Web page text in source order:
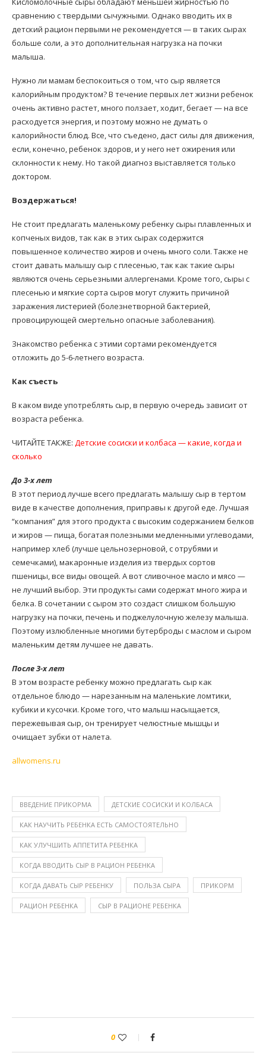
сравнению с твердыми сычужными. Однако вводить их в
детский рацион первыми не рекомендуется — в таких сырах
больше соли, а это дополнительная нагрузка на почки
малыша.
Нужно ли мамам беспокоиться о том, что сыр является
калорийным продуктом? В течение первых лет жизни ребенок
очень активно растет, много ползает, ходит, бегает — на все
расходуется энергия, и поэтому можно не думать о
калорийности блюд. Все, что съедено, даст силы для движения,
если, конечно, ребенок здоров, и у него нет ожирения или
склонности к нему. Но такой диагноз выставляется только
доктором.
Воздержаться!
Не стоит предлагать маленькому ребенку сыры плавленных и
копченых видов, так как в этих сырах содержится
повышенное количество жиров и очень много соли. Также не
стоит давать малышу сыр с плесенью, так как такие сыры
являются очень серьезными аллергенами. Кроме того, сыры с
плесенью и мягкие сорта сыров могут служить причиной
заражения листерией (болезнетворной бактерией,
провоцирующей смертельно опасные заболевания).
Знакомство ребенка с этими сортами рекомендуется
отложить до 5-6-летнего возраста.
Как съесть
В каком виде употреблять сыр, в первую очередь зависит от
возраста ребенка.
ЧИТАЙТЕ ТАКЖЕ: Детские сосиски и колбаса — какие, когда и
сколько
До 3-х лет
В этот период лучше всего предлагать малышу сыр в тертом
виде в качестве дополнения, приправы к другой еде. Лучшая
“компания” для этого продукта с высоким содержанием белков
и жиров — пища, богатая полезными медленными углеводами,
например хлеб (лучше цельнозерновой, с отрубями и
семечками), макаронные изделия из твердых сортов
пшеницы, все виды овощей. А вот сливочное масло и мясо —
не лучший выбор. Эти продукты сами содержат много жира и
белка. В сочетании с сыром это создаст слишком большую
нагрузку на почки, печень и поджелулочную железу малыша.
Поэтому излюбленные многими бутерброды с маслом и сыром
маленьким детям лучшее не давать.
После 3-х лет
В этом возрасте ребенку можно предлагать сыр как
отдельное блюдо — нарезанным на маленькие ломтики,
кубики и кусочки. Кроме того, что малыш насыщается,
пережевывая сыр, он тренирует челюстные мышцы и
очищает зубки от налета.
allwomens.ru
ВВЕДЕНИЕ ПРИКОРМА ДЕТСКИЕ СОСИСКИ И КОЛБАСА
КАК НАУЧИТЬ РЕБЕНКА ЕСТЬ САМОСТОЯТЕЛЬНО
КАК УЛУЧШИТЬ АППЕТИТА РЕБЕНКА
КОГДА ВВОДИТЬ СЫР В РАЦИОН РЕБЕНКА
КОГДА ДАВАТЬ СЫР РЕБЕНКУ ПОЛЬЗА СЫРА ПРИКОРМ
РАЦИОН РЕБЕНКА СЫР В РАЦИОНЕ РЕБЕНКА
0